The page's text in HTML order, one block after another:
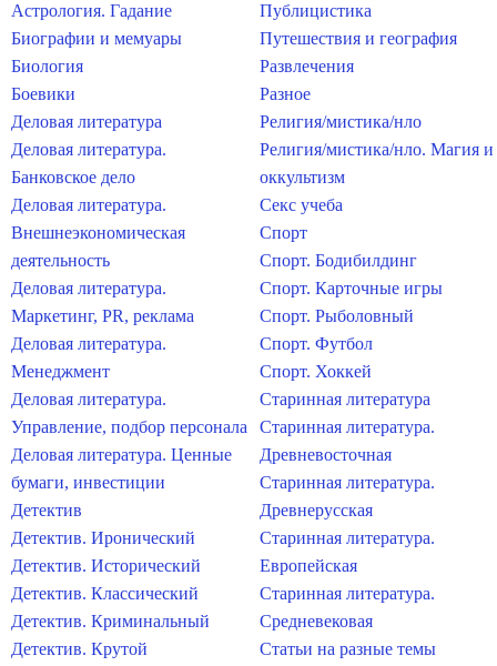
Астрология. Гадание
Биографии и мемуары
Биология
Боевики
Деловая литература
Деловая литература.
Банковское дело
Деловая литература.
Внешнеэкономическая
деятельность
Деловая литература.
Маркетинг, PR, реклама
Деловая литература.
Менеджмент
Деловая литература.
Управление, подбор персонала
Деловая литература. Ценные
бумаги, инвестиции
Детектив
Детектив. Иронический
Детектив. Исторический
Детектив. Классический
Детектив. Криминальный
Детектив. Крутой
Публицистика
Путешествия и география
Развлечения
Разное
Религия/мистика/нло
Религия/мистика/нло. Магия и
оккультизм
Секс учеба
Спорт
Спорт. Бодибилдинг
Спорт. Карточные игры
Спорт. Рыболовный
Спорт. Футбол
Спорт. Хоккей
Старинная литература
Старинная литература.
Древневосточная
Старинная литература.
Древнерусская
Старинная литература.
Европейская
Старинная литература.
Средневековая
Статьи на разные темы